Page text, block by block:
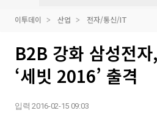
이투데이 산업 전자/통신/IT
B2B 강화 삼성전
‘세빗 2016’ 출격
입력 2016-02-15 09:03